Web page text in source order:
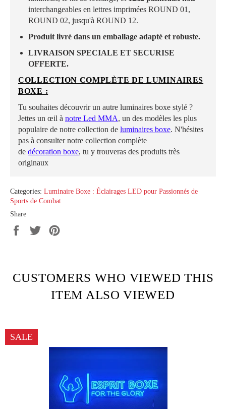
interchangeables en lettres imprimées ROUND 01,
ROUND 02, jusqu'à ROUND 12.
Produit livré dans un emballage adapté et robuste.
LIVRAISON SPECIALE ET SECURISE
OFFERTE.
COLLECTION COMPLÈTE DE LUMINAIRES
BOXE :
Tu souhaites découvrir un autre luminaires boxe stylé ?
Jettes un œil à notre Led MMA, un des modèles les plus
populaire de notre collection de luminaires boxe. N'hésites
pas à consulter notre collection complète
de décoration boxe, tu y trouveras des produits très
originaux
Categories: Luminaire Boxe : Éclairages LED pour Passionnés de
Sports de Combat
Share
Share
Tweet
CUSTOMERS WHO VIEWED THIS
ITEM ALSO VIEWED
SALE